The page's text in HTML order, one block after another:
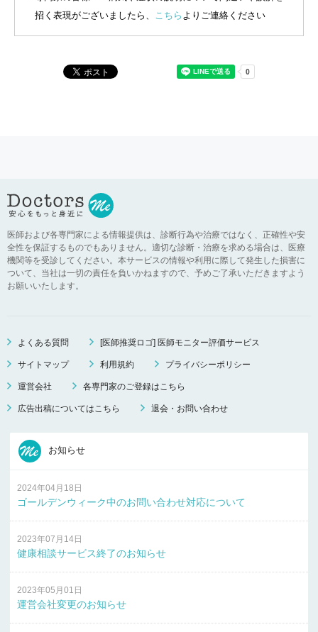
招く表現がございましたら、
こちら よりご連絡ください
医師および各専門家による情報提供は、診断行為や治療ではなく、正確性や安
全性を保証するものでもありません。適切な診断・治療を求める場合は、医療
機関等を受診してください。本サービスの情報や利用に際して発生した損害に
ついて、当社は一切の責任を負いかねますので、予めご了承いただきますよう
お願いいたします。
よくある質問 [医師推奨ロゴ] 医師モニター評価サービス
サイトマップ 利用規約 プライバシーポリシー
運営会社 各専門家のご登録はこちら
広告出稿についてはこちら 退会・お問い合わせ
お知らせ
2024年04月18日
ゴールデンウィーク中のお問い合わせ対応について
2023年07月14日
健康相談サービス終了のお知らせ
2023年05月01日
運営会社変更のお知らせ